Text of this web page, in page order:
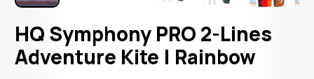
HQ Symphony PRO 2-Lines
Adventure Kite | Rainbow